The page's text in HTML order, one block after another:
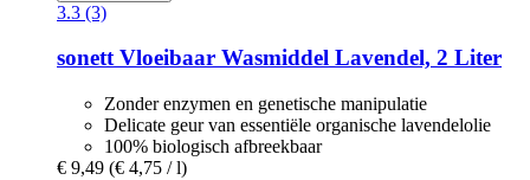
3.3 (3)
sonettVloeibaar Wasmiddel Lavendel, 2 Liter
Zonder enzymen en genetische manipulatie
Delicate geur van essentiële organische lavendelolie
100% biologisch afbreekbaar
€ 9,49 (€ 4,75 / l)